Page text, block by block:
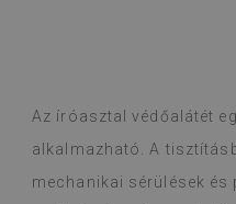
Az íróasztal védőalátét
alkalmazható. A
mechanikai sérülések